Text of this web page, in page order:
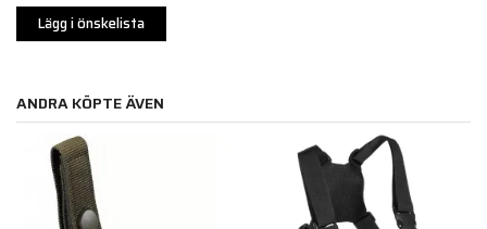
Lägg i önskelista
ANDRA KÖPTE ÄVEN